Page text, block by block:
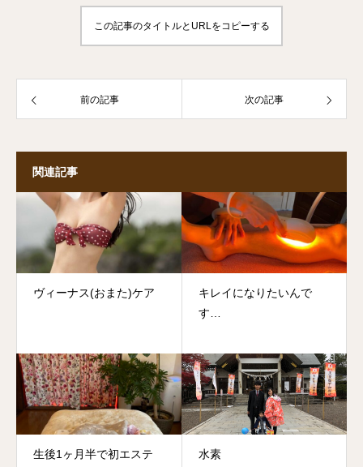
この記事のタイトルとURLをコピーする
前の記事 次の記事
関連記事
ヴィーナス(おまた)ケア
キレイになりたいんで
す…
生後1ヶ月半で初エステ
水素